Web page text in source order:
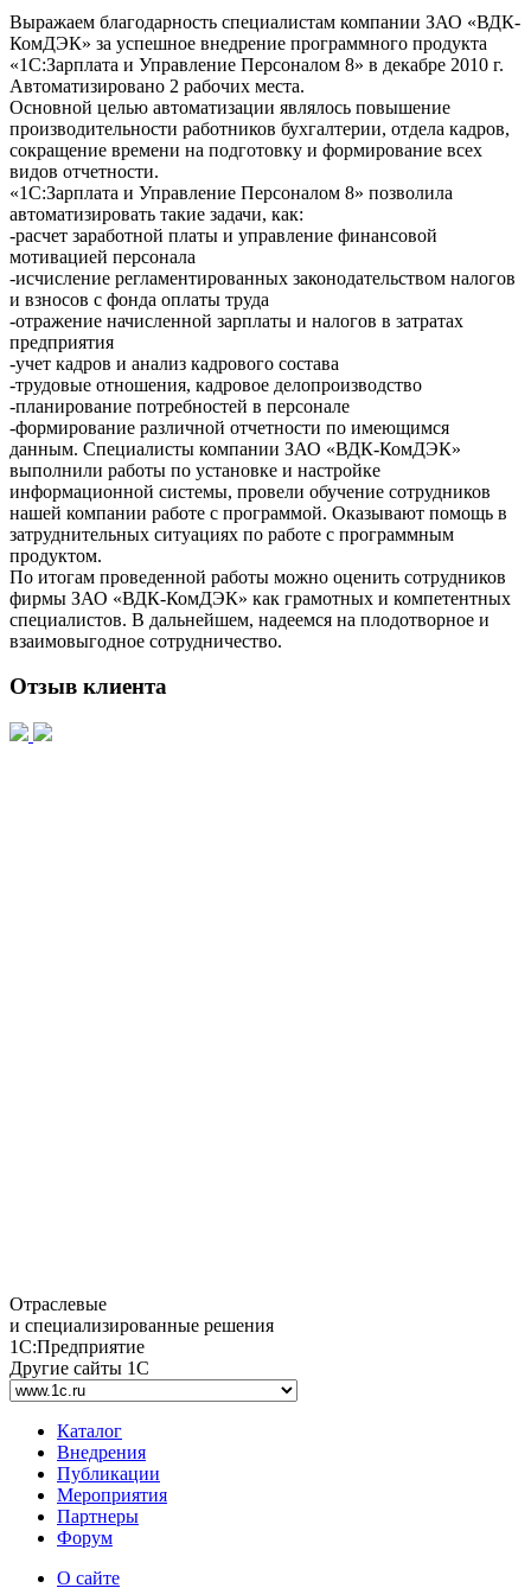
Выражаем благодарность специалистам компании ЗАО «ВДК-
КомДЭК» за успешное внедрение программного продукта
«1С:Зарплата и Управление Персоналом 8» в декабре 2010 г.
Автоматизировано 2 рабочих места.
Основной целью автоматизации являлось повышение
производительности работников бухгалтерии, отдела кадров,
сокращение времени на подготовку и формирование всех
видов отчетности.
«1С:Зарплата и Управление Персоналом 8» позволила
автоматизировать такие задачи, как:
-расчет заработной платы и управление финансовой
мотивацией персонала
-исчисление регламентированных законодательством налогов
и взносов с фонда оплаты труда
-отражение начисленной зарплаты и налогов в затратах
предприятия
-учет кадров и анализ кадрового состава
-трудовые отношения, кадровое делопроизводство
-планирование потребностей в персонале
-формирование различной отчетности по имеющимся
данным. Специалисты компании ЗАО «ВДК-КомДЭК»
выполнили работы по установке и настройке
информационной системы, провели обучение сотрудников
нашей компании работе с программой. Оказывают помощь в
затруднительных ситуациях по работе с программным
продуктом.
По итогам проведенной работы можно оценить сотрудников
фирмы ЗАО «ВДК-КомДЭК» как грамотных и компетентных
специалистов. В дальнейшем, надеемся на плодотворное и
взаимовыгодное сотрудничество.
Отзыв клиента
Отраслевые
и специализированные решения
1С:Предприятие
Другие сайты 1С
Каталог
Внедрения
Публикации
Мероприятия
Партнеры
Форум
О сайте